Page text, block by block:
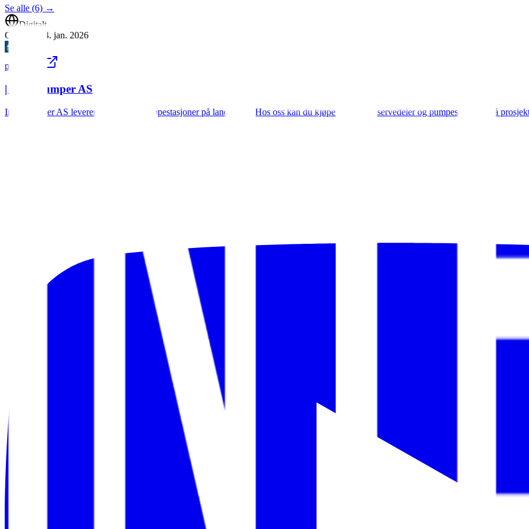
Se alle (6) →
Digitalt
Oppdatert
4. jan. 2026
pumper.no
| Intec Pumper AS
Intec Pumper AS leverer pumper og pumpestasjoner på landsbasis. Hos oss kan du kjøpe pumper, reservedeler og pumpestasjoner på